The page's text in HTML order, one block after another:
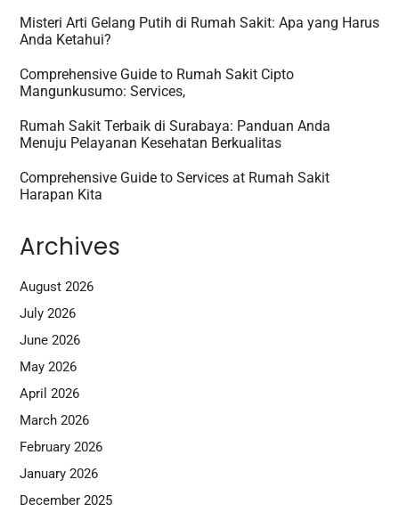
Misteri Arti Gelang Putih di Rumah Sakit: Apa yang Harus
Anda Ketahui?
Comprehensive Guide to Rumah Sakit Cipto
Mangunkusumo: Services,
Rumah Sakit Terbaik di Surabaya: Panduan Anda
Menuju Pelayanan Kesehatan Berkualitas
Comprehensive Guide to Services at Rumah Sakit
Harapan Kita
Archives
August 2026
July 2026
June 2026
May 2026
April 2026
March 2026
February 2026
January 2026
December 2025